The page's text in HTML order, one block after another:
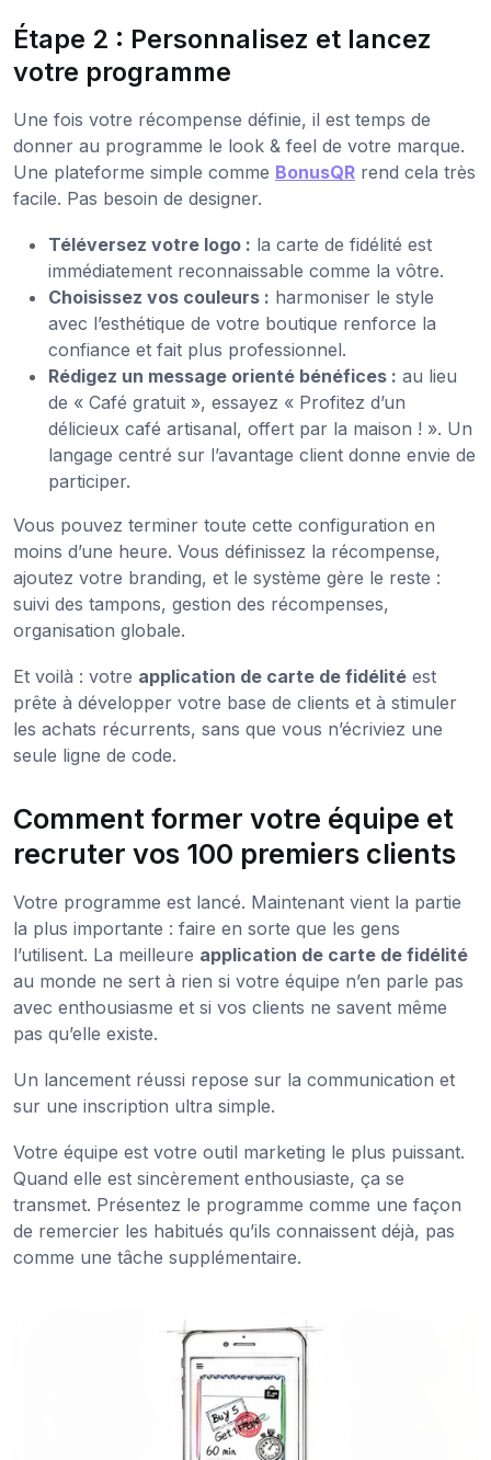
Étape 2 : Personnalisez et lancez
votre programme
Une fois votre récompense définie, il est temps de
donner au programme le look & feel de votre marque.
Une plateforme simple comme BonusQR rend cela très
facile. Pas besoin de designer.
Téléversez votre logo : la carte de fidélité est
immédiatement reconnaissable comme la vôtre.
Choisissez vos couleurs : harmoniser le style
avec l’esthétique de votre boutique renforce la
confiance et fait plus professionnel.
Rédigez un message orienté bénéfices : au lieu
de « Café gratuit », essayez « Profitez d’un
délicieux café artisanal, offert par la maison ! ». Un
langage centré sur l’avantage client donne envie de
participer.
Vous pouvez terminer toute cette configuration en
moins d’une heure. Vous définissez la récompense,
ajoutez votre branding, et le système gère le reste :
suivi des tampons, gestion des récompenses,
organisation globale.
Et voilà : votre application de carte de fidélité est
prête à développer votre base de clients et à stimuler
les achats récurrents, sans que vous n’écriviez une
seule ligne de code.
Comment former votre équipe et
recruter vos 100 premiers clients
Votre programme est lancé. Maintenant vient la partie
la plus importante : faire en sorte que les gens
l’utilisent. La meilleure application de carte de fidélité
au monde ne sert à rien si votre équipe n’en parle pas
avec enthousiasme et si vos clients ne savent même
pas qu’elle existe.
Un lancement réussi repose sur la communication et
sur une inscription ultra simple.
Votre équipe est votre outil marketing le plus puissant.
Quand elle est sincèrement enthousiaste, ça se
transmet. Présentez le programme comme une façon
de remercier les habitués qu’ils connaissent déjà, pas
comme une tâche supplémentaire.